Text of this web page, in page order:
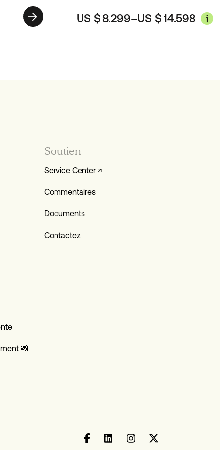
US $8.299–US $14.598
Soutien
Service Center ↗
Commentaires
Documents
Contactez
📸